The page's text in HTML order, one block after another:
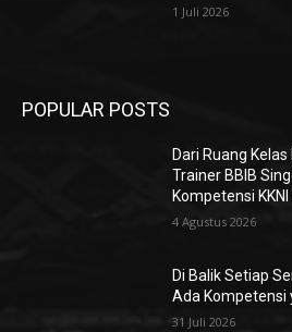
1 Juli 2026
POPULAR POSTS
Dari Ruang
Trainer BBIB
Kompetensi KKNI
4 Agustus 2026
Di Balik Setiap
Ada Kompetensi
31 Juli 2026